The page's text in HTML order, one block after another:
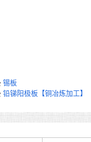
锡板
铅锑阳极板【铜冶炼加工】